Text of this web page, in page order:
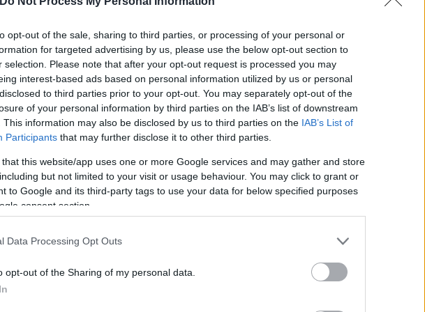
opt-out of the sale, sharing to third parties, or processing of your personal or
for targeted advertising by us, please use the below opt-out section to
selection. Please note that after your opt-out request is processed you may
interest-based ads based on personal information utilized by us or personal
to third parties prior to your opt-out. You may separately opt-out of the
of your personal information by third parties on the IAB’s list of downstream
This information may also be disclosed by us to third parties on the IAB’s List of
Participants that may further disclose it to other third parties.
that this website/app uses one or more Google services and may gather and store
but not limited to your visit or usage behaviour. You may click to grant or
to Google and its third-party tags to use your data for below specified purposes
consent section.
Data Processing Opt Outs
opt-out of the Sharing of my personal data.
-σύμφωνα με όσα αναφέρθηκαν στο Star- η θρυαλλίδα.
φορές .
του του μίλησε απαξιωτικά και περιφρονητικά και ότι δεν